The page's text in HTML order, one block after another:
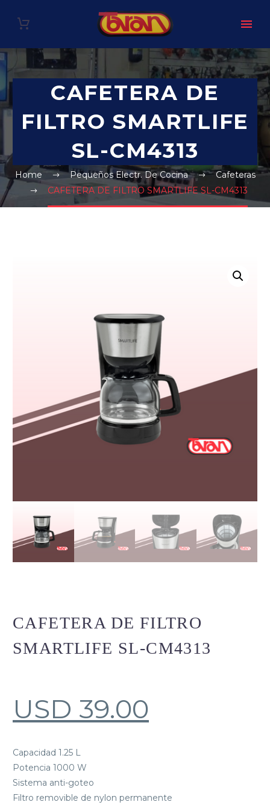
CAFETERA DE
FILTRO SMARTLIFE
SL-CM4313
Home Pequeños Electr. De Cocina
Cafeteras
CAFETERA DE FILTRO SMARTLIFE SL-CM4313
CAFETERA DE FILTRO
SMARTLIFE SL-CM4313
USD 39.00
Capacidad 1.25 L
Potencia 1000 W
Sistema anti-goteo
Filtro removible de nylon permanente